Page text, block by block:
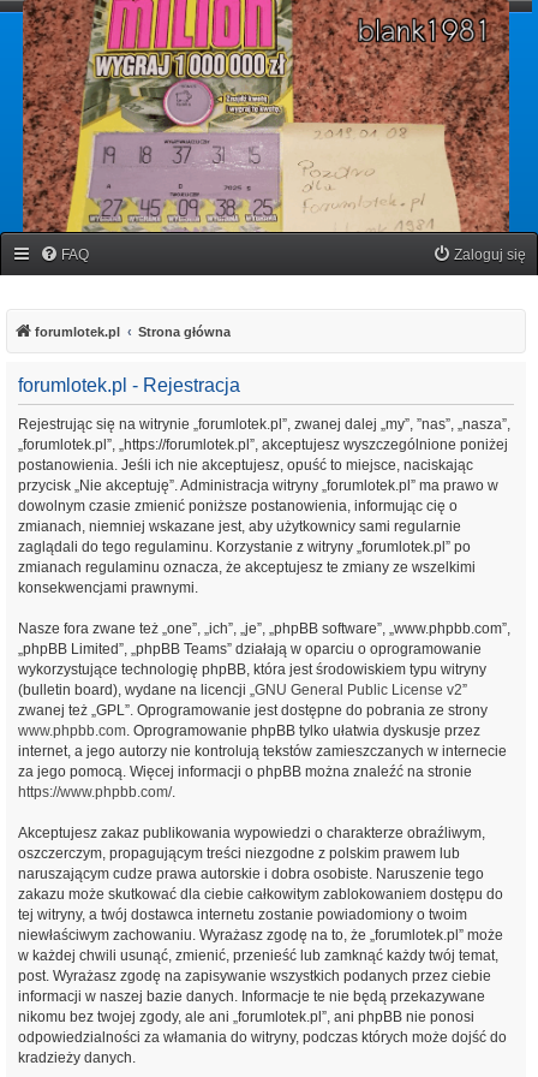
forumlotek.pl
Forum gier liczbowych
FAQ Zaloguj się
forumlotek.pl Strona główna
forumlotek.pl - Rejestracja
Rejestrując się na witrynie „forumlotek.pl”, zwanej dalej „my”, ”nas”, „nasza”,
„forumlotek.pl”, „https://forumlotek.pl”, akceptujesz wyszczególnione poniżej
postanowienia. Jeśli ich nie akceptujesz, opuść to miejsce, naciskając
przycisk „Nie akceptuję”. Administracja witryny „forumlotek.pl” ma prawo w
dowolnym czasie zmienić poniższe postanowienia, informując cię o
zmianach, niemniej wskazane jest, aby użytkownicy sami regularnie
zaglądali do tego regulaminu. Korzystanie z witryny „forumlotek.pl” po
zmianach regulaminu oznacza, że akceptujesz te zmiany ze wszelkimi
konsekwencjami prawnymi.
Nasze fora zwane też „one”, „ich”, „je”, „phpBB software”, „www.phpbb.com”,
„phpBB Limited”, „phpBB Teams” działają w oparciu o oprogramowanie
wykorzystujące technologię phpBB, która jest środowiskiem typu witryny
(bulletin board), wydane na licencji „GNU General Public License v2”
zwanej też „GPL”. Oprogramowanie jest dostępne do pobrania ze strony
www.phpbb.com. Oprogramowanie phpBB tylko ułatwia dyskusje przez
internet, a jego autorzy nie kontrolują tekstów zamieszczanych w internecie
za jego pomocą. Więcej informacji o phpBB można znaleźć na stronie
https://www.phpbb.com/.
Akceptujesz zakaz publikowania wypowiedzi o charakterze obraźliwym,
oszczerczym, propagującym treści niezgodne z polskim prawem lub
naruszającym cudze prawa autorskie i dobra osobiste. Naruszenie tego
zakazu może skutkować dla ciebie całkowitym zablokowaniem dostępu do
tej witryny, a twój dostawca internetu zostanie powiadomiony o twoim
niewłaściwym zachowaniu. Wyrażasz zgodę na to, że „forumlotek.pl” może
w każdej chwili usunąć, zmienić, przenieść lub zamknąć każdy twój temat,
post. Wyrażasz zgodę na zapisywanie wszystkich podanych przez ciebie
informacji w naszej bazie danych. Informacje te nie będą przekazywane
nikomu bez twojej zgody, ale ani „forumlotek.pl”, ani phpBB nie ponosi
odpowiedzialności za włamania do witryny, podczas których może dojść do
kradzieży danych.